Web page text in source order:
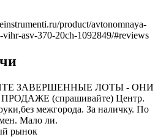
product/avtonomnaya-
vihr-asv-370-20ch-1092849/#reviews
ЗАВЕРШЕННЫЕ ЛОТЫ - ОНИ
(спрашивайте) Центр.
межгорода. За наличку. По
Мало ли.
рынок